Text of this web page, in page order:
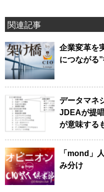
関連記事
企業変革を
につながる
データマネ
JDEAが提
が意味する
「mond」
み分け